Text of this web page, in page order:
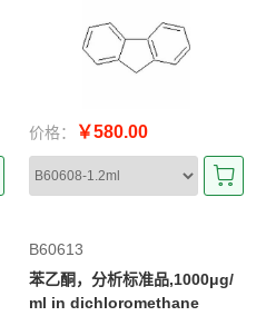
价格： ￥580.00
B60613
苯乙酮，分析标准品,1000μg/
ml in dichloromethane